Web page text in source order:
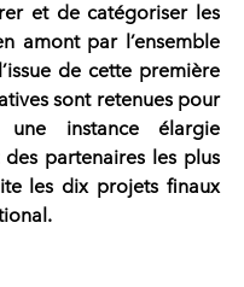
et de catégoriser les
amont par l’ensemble
de cette première
sont retenues pour
instance élargie
partenaires les plus
les dix projets finaux